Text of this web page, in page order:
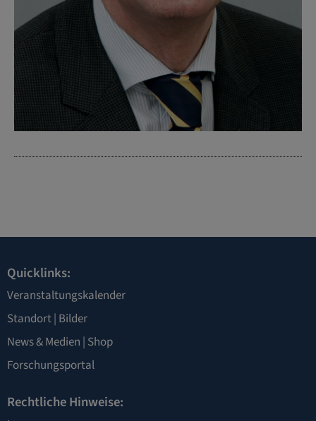
Quicklinks:
Veranstaltungskalender
Standort| Bilder
News & Medien | Shop
Forschungsportal
Rechtliche Hinweise: